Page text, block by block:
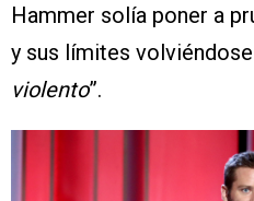
Hammer solía poner a
y sus límites volviéndose
violento”.